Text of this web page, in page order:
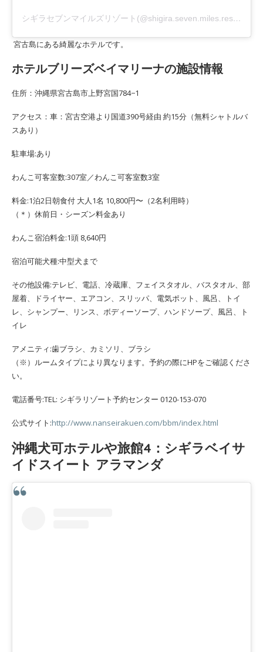
シギラセブンマイルズリゾート(@shigira.seven.miles.resort)がシェアした投稿
宮古島にある綺麗なホテルです。
ホテルブリーズベイマリーナの施設情報
住所：沖縄県宮古島市上野宮国784−1
アクセス：車：宮古空港より国道390号経由 約15分（無料シャトルバ
スあり）
駐車場:あり
わんこ可客室数:307室／わんこ可客室数3室
料金:1泊2日朝食付 大人1名 10,800円〜（2名利用時）
（＊）休前日・シーズン料金あり
わんこ宿泊料金:1頭 8,640円
宿泊可能犬種:中型犬まで
その他設備:テレビ、電話、冷蔵庫、フェイスタオル、バスタオル、部
屋着、ドライヤー、エアコン、スリッパ、電気ポット、風呂、トイ
レ、シャンプー、リンス、ボディーソープ、ハンドソープ、風呂、ト
イレ
アメニティ:歯ブラシ、カミソリ、ブラシ
（※）ルームタイプにより異なります。予約の際にHPをご確認くださ
い。
電話番号:TEL: シギラリゾート予約センター 0120-153-070
公式サイト:http://www.nanseirakuen.com/bbm/index.html
沖縄犬可ホテルや旅館4：シギラベイサ
イドスイート アラマンダ